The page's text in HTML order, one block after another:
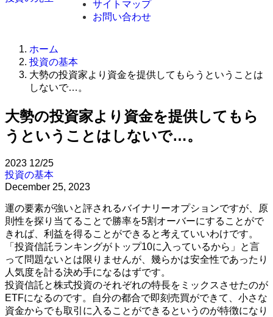
サイトマップ
お問い合わせ
ホーム
投資の基本
大勢の投資家より資金を提供してもらうということは
しないで…。
大勢の投資家より資金を提供してもら
うということはしないで…。
2023 12/25
投資の基本
December 25, 2023
運の要素が強いと評されるバイナリーオプションですが、原
則性を探り当てることで勝率を5割オーバーにすることがで
きれば、利益を得ることができると考えていいわけです。
「投資信託ランキングがトップ10に入っているから」と言
って問題ないとは限りませんが、幾らかは安全性であったり
人気度を計る決め手になるはずです。
投資信託と株式投資のそれぞれの特長をミックスさせたのが
ETFになるのです。自分の都合で即刻売買ができて、小さな
資金からでも取引に入ることができるというのが特徴になり